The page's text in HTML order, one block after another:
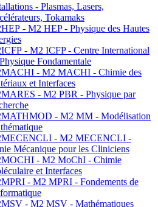
- Plasmas, Lasers,
Tokamaks
- M2 HEP - Physique des Hautes
- M2 ICFP - Centre International
Fondamentale
- M2 MACHI - Chimie des
et Interfaces
- M2 PBR - Physique par
- M2 MM - Modélisation
- M2 MECENCLI -
Mécanique pour les Cliniciens
- M2 MoChI - Chimie
et Interfaces
- M2 MPRI - Fondements de
- M2 MSV - Mathématiques